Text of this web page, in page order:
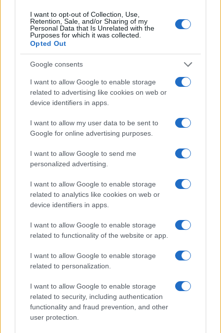
I want to opt-out of Collection, Use,
Retention, Sale, and/or Sharing of my
Personal Data that Is Unrelated with the
Purposes for which it was collected.
Opted Out
Google consents
I want to allow Google to enable storage
related to advertising like cookies on web or
device identifiers in apps.
I want to allow my user data to be sent to
Google for online advertising purposes.
I want to allow Google to send me
personalized advertising.
I want to allow Google to enable storage
related to analytics like cookies on web or
device identifiers in apps.
I want to allow Google to enable storage
related to functionality of the website or app.
I want to allow Google to enable storage
related to personalization.
I want to allow Google to enable storage
related to security, including authentication
functionality and fraud prevention, and other
user protection.
Continua a leggere
Derby d’Italia a Perth: l’Inter vince 2-1 sulla Juventus
CALCIO